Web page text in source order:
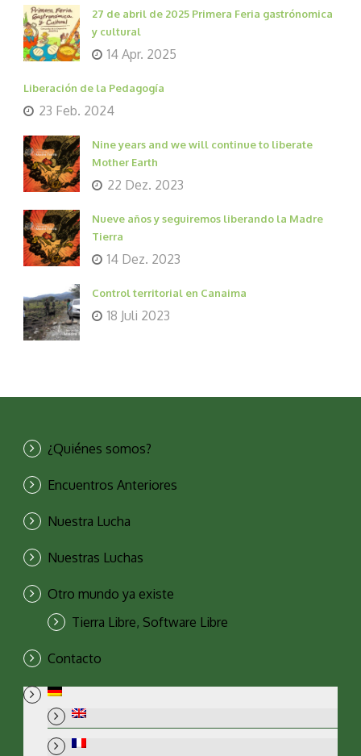
27 de abril de 2025 Primera Feria gastrónomica
y cultural
14 Apr. 2025
Liberación de la Pedagogía
23 Feb. 2024
Nine years and we will continue to liberate
Mother Earth
22 Dez. 2023
Nueve años y seguiremos liberando la Madre
Tierra
14 Dez. 2023
Control territorial en Canaima
18 Juli 2023
¿Quiénes somos?
Encuentros Anteriores
Nuestra Lucha
Nuestras Luchas
Otro mundo ya existe
Tierra Libre, Software Libre
Contacto